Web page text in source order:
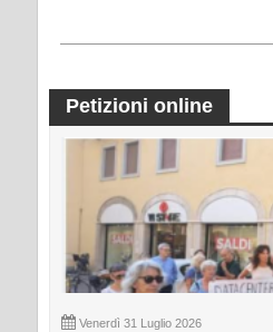
Petizioni online
Venerdì 31 Luglio 2026